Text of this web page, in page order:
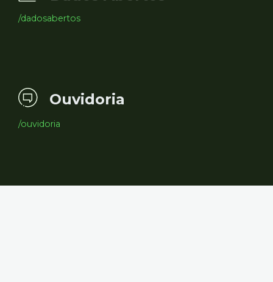
/dadosabertos
Ouvidoria
/ouvidoria